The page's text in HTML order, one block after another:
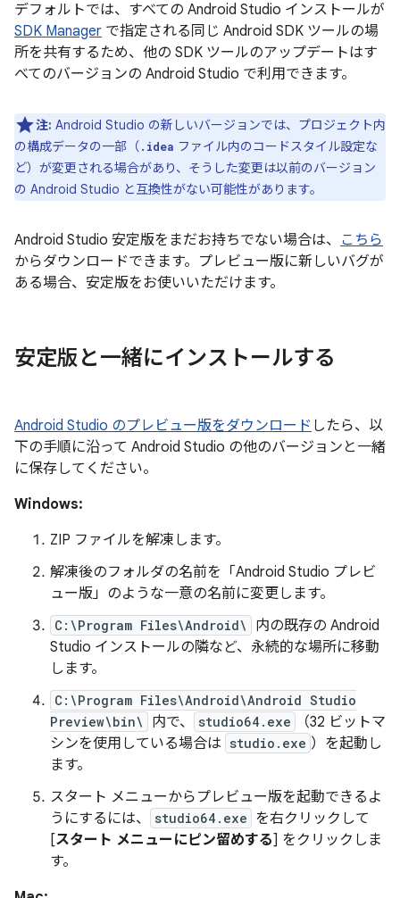
デフォルトでは、すべての Android Studio インストールが
SDK Manager で指定される同じ Android SDK ツールの場
所を共有するため、他の SDK ツールのアップデートはす
べてのバージョンの Android Studio で利用できます。
注: Android Studio の新しいバージョンでは、プロジェクト内
の構成データの一部（.idea ファイル内のコードスタイル設定な
ど）が変更される場合があり、そうした変更は以前のバージョン
の Android Studio と互換性がない可能性があります。
Android Studio 安定版をまだお持ちでない場合は、 こちら
からダウンロードできます。プレビュー版に新しいバグが
ある場合、安定版をお使いいただけます。
安定版と一緒にインストールする
Android Studio のプレビュー版をダウンロード したら、以
下の手順に沿って Android Studio の他のバージョンと一緒
に保存してください。
Windows:
ZIP ファイルを解凍します。
解凍後のフォルダの名前を「Android Studio プレビ
ュー版」のような一意の名前に変更します。
C:\Program Files\Android\
内の既存の Android
Studio インストールの隣など、永続的な場所に移動
します。
C:\Program Files\Android\Android Studio
Preview\bin\
内で、 studio64.exe
（32 ビットマ
シンを使用している場合は studio.exe ）を起動し
ます。
スタート メニューからプレビュー版を起動できるよ
うにするには、
studio64.exe を右クリックして
[スタート メニューにピン留めする] をクリックしま
す。